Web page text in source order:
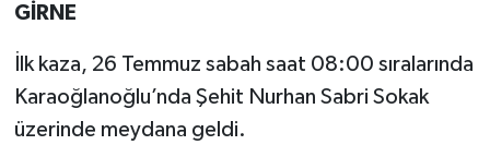
GİRNE
İlk kaza, 26 Temmuz sabah saat 08:00 sıralarında
Karaoğlanoğlu’nda Şehit Nurhan Sabri Sokak
üzerinde meydana geldi.